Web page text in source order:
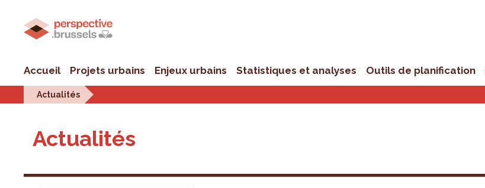
Accueil Projets urbains Enjeux urbains Statistiques et analyses Outils de planification
Actualités
Actualités